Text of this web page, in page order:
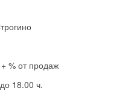
% от продаж
18.00 ч.